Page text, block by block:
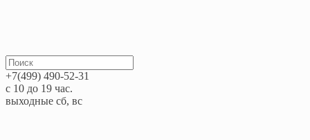
+7(499) 490-52-31
с 10 до 19 час.
выходные сб, вс